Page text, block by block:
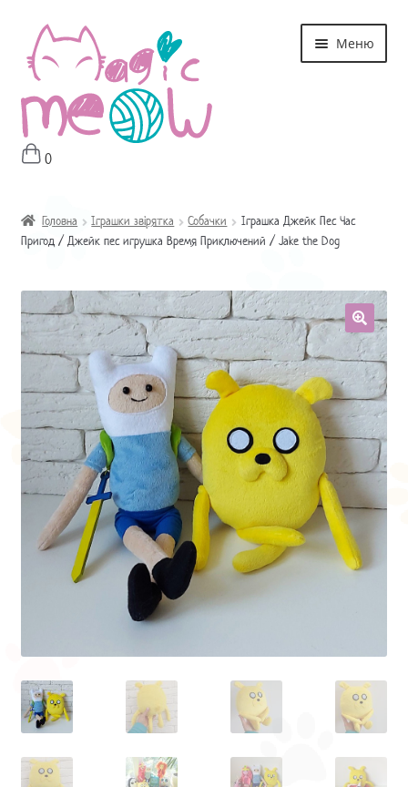
Перейти
до
навігації
Перейти
до
контенту
Меню
Головна
Магазин
Оплата і Доставка
Контакти
0
Головна Іграшки звірятка Собачки
Іграшка Джейк Пес Час
Пригод / Джейк пес игрушка Время Приключений / Jake the Dog